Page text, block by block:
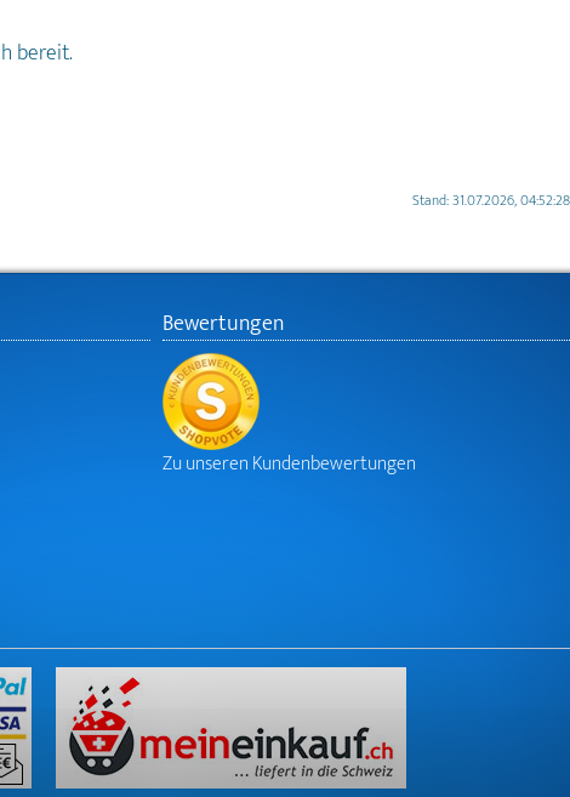
bereit.
Stand: 31.07.2026, 04:52:28
Bewertungen
Zu unseren Kundenbewertungen